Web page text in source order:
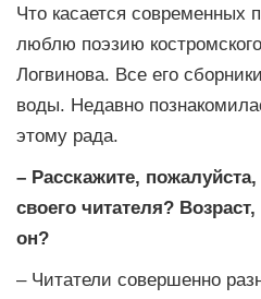
Что касается современных
люблю поэзию
Логвинова. Все его
воды. Недавно
этому рада.
– Расскажите,
своего читателя?
он?
– Читатели совершенно